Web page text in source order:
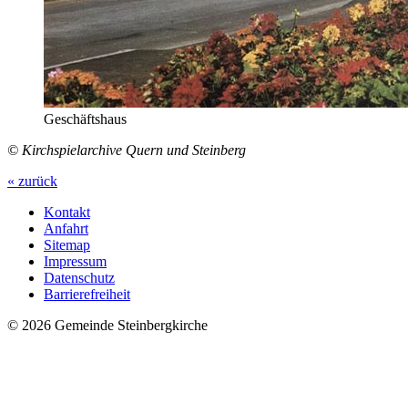
Geschäftshaus
© Kirchspielarchive Quern und Steinberg
« zurück
Kontakt
Anfahrt
Sitemap
Impressum
Datenschutz
Barrierefreiheit
© 2026 Gemeinde Steinbergkirche